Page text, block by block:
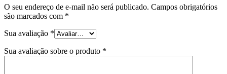
O seu endereço de e-mail não será publicado. Campos obrigatórios
são marcados com *
Sua avaliação *
Sua avaliação sobre o produto *